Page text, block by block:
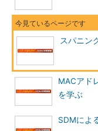
スパニン
MACアド
を学ぶ
SDMによ